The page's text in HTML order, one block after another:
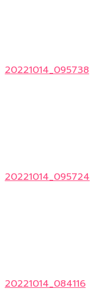
20221014_095738
20221014_095724
20221014_084116